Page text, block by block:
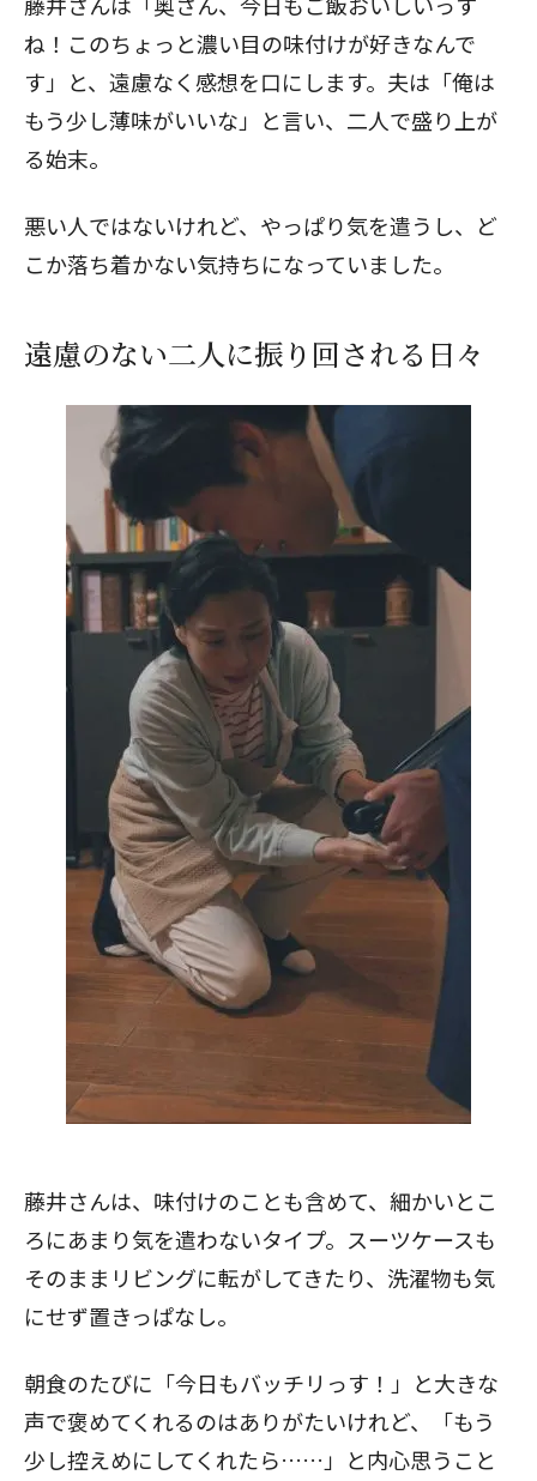
ね！このちょっと濃い目の味付けが好きなんで
す」と、遠慮なく感想を口にします。夫は「俺は
もう少し薄味がいいな」と言い、二人で盛り上が
る始末。
悪い人ではないけれど、やっぱり気を遣うし、ど
こか落ち着かない気持ちになっていました。
遠慮のない二人に振り回される日々
藤井さんは、味付けのことも含めて、細かいとこ
ろにあまり気を遣わないタイプ。スーツケースも
そのままリビングに転がしてきたり、洗濯物も気
にせず置きっぱなし。
朝食のたびに「今日もバッチリっす！」と大きな
声で褒めてくれるのはありがたいけれど、「もう
少し控えめにしてくれたら……」と内心思うこと